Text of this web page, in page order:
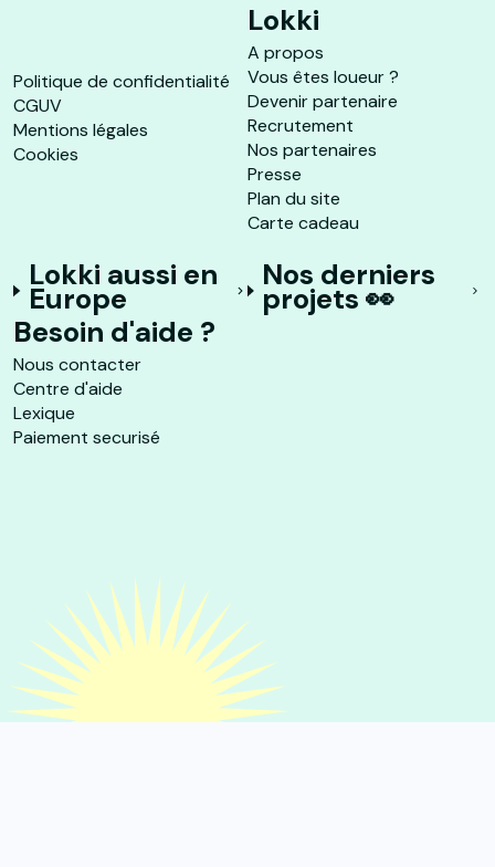
Politique de confidentialité
CGUV
Mentions légales
Cookies
Lokki
A propos
Vous êtes loueur ?
Devenir partenaire
Recrutement
Nos partenaires
Presse
Plan du site
Carte cadeau
Lokki aussi en
Europe
Nos derniers
projets 👀
Besoin d'aide ?
Nous contacter
Centre d'aide
Lexique
Paiement securisé